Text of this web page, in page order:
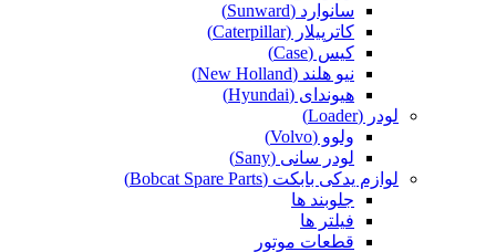
سانوارد (Sunward)
کاترپیلار (Caterpillar)
کیس (Case)
نیو هلند (New Holland)
هیوندای (Hyundai)
لودر (Loader)
ولوو (Volvo)
لودر سانی (Sany)
لوازم یدکی بابکت (Bobcat Spare Parts)
جلوبند ها
فیلتر ها
قطعات موتور